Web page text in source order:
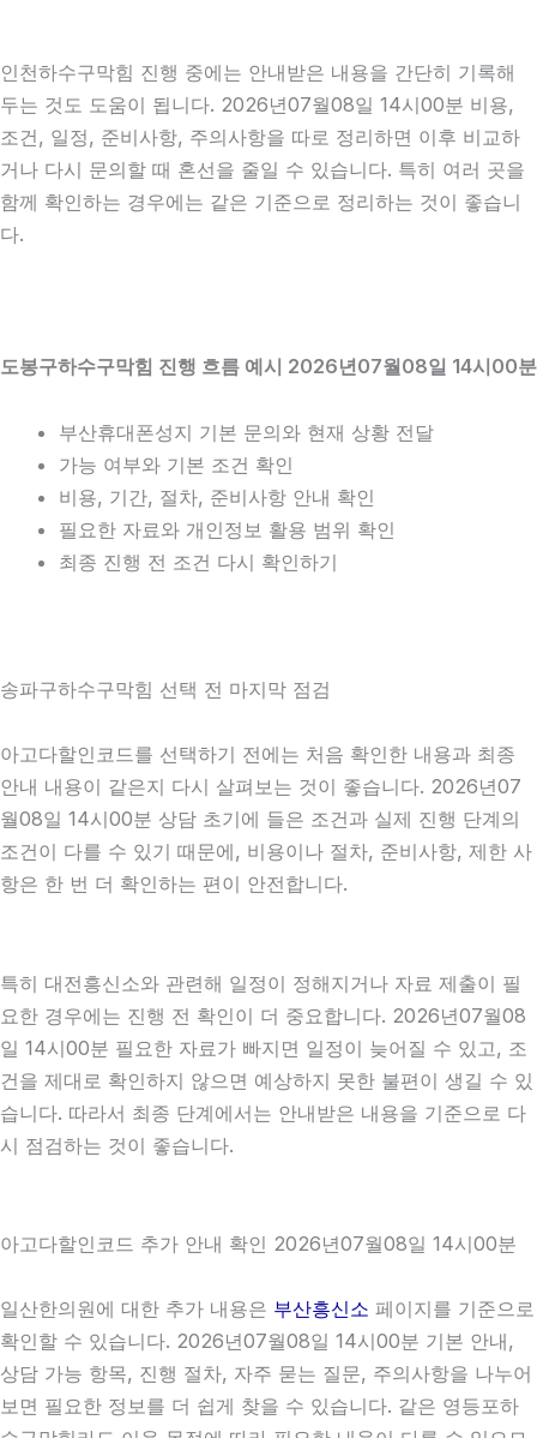
인천하수구막힘 진행 중에는 안내받은 내용을 간단히 기록해
두는 것도 도움이 됩니다. 2026년07월08일 14시00분 비용,
조건, 일정, 준비사항, 주의사항을 따로 정리하면 이후 비교하
거나 다시 문의할 때 혼선을 줄일 수 있습니다. 특히 여러 곳을
함께 확인하는 경우에는 같은 기준으로 정리하는 것이 좋습니
다.
도봉구하수구막힘 진행 흐름 예시 2026년07월08일 14시00분
부산휴대폰성지 기본 문의와 현재 상황 전달
가능 여부와 기본 조건 확인
비용, 기간, 절차, 준비사항 안내 확인
필요한 자료와 개인정보 활용 범위 확인
최종 진행 전 조건 다시 확인하기
송파구하수구막힘 선택 전 마지막 점검
아고다할인코드를 선택하기 전에는 처음 확인한 내용과 최종
안내 내용이 같은지 다시 살펴보는 것이 좋습니다. 2026년07
월08일 14시00분 상담 초기에 들은 조건과 실제 진행 단계의
조건이 다를 수 있기 때문에, 비용이나 절차, 준비사항, 제한 사
항은 한 번 더 확인하는 편이 안전합니다.
특히 대전흥신소와 관련해 일정이 정해지거나 자료 제출이 필
요한 경우에는 진행 전 확인이 더 중요합니다. 2026년07월08
일 14시00분 필요한 자료가 빠지면 일정이 늦어질 수 있고, 조
건을 제대로 확인하지 않으면 예상하지 못한 불편이 생길 수 있
습니다. 따라서 최종 단계에서는 안내받은 내용을 기준으로 다
시 점검하는 것이 좋습니다.
아고다할인코드 추가 안내 확인 2026년07월08일 14시00분
일산한의원에 대한 추가 내용은 부산흥신소 페이지를 기준으로
확인할 수 있습니다. 2026년07월08일 14시00분 기본 안내,
상담 가능 항목, 진행 절차, 자주 묻는 질문, 주의사항을 나누어
보면 필요한 정보를 더 쉽게 찾을 수 있습니다. 같은 영등포하